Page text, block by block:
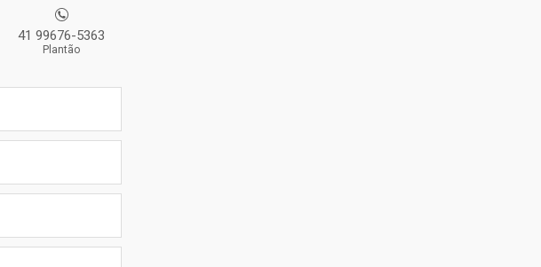
41 99676-5363
Plantão